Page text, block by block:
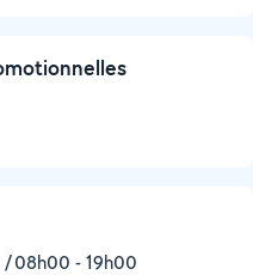
08h00 - 19h00